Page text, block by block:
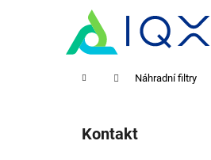
Domů Náhradní filtry
Kontakt
Zpět
Zpět